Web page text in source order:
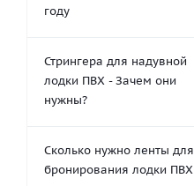
году
Стрингера для надувной
лодки ПВХ - Зачем они
нужны?
Сколько нужно ленты для
бронирования лодки ПВХ